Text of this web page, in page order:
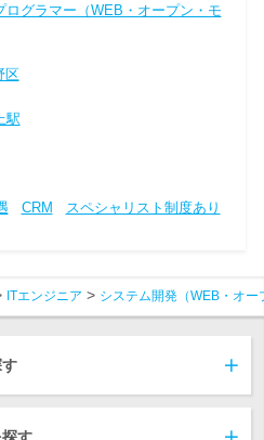
ログラマー（WEB・オープン・モ
区
駅
CRM
スペシャリスト制度あり
ITエンジニア システム開発（WEB・オ
す